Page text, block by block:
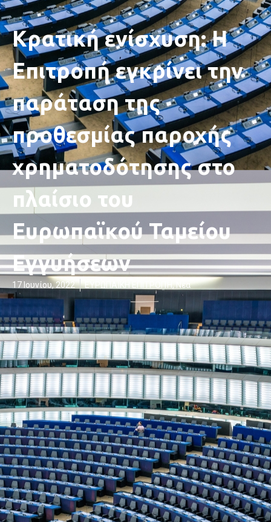
Κρατική ενίσχυση: Η
Επιτροπή εγκρίνει την
παράταση της
προθεσμίας παροχής
χρηματοδότησης στο
πλαίσιο του
Ευρωπαϊκού Ταμείου
Εγγυήσεων
17 Ιουνίου, 2022 ΕΥΡΩΠΑΪΚΗ ΕΠΙΤΡΟΠΉ,Νέα